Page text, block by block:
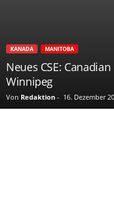
KANADA MANITOBA
Neues CSE:
Winnipeg
Von Redaktion - 16. Dezember